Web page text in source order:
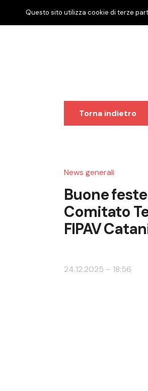
Torna indietro
News generali
Buone
Comitato
FIPAV
24.12.2025 – 18:56
Questo sito utilizza cookie di terze